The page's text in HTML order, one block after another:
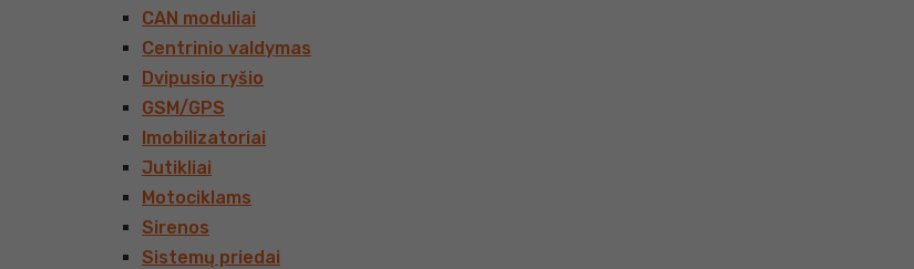
CAN moduliai
Centrinio valdymas
Dvipusio ryšio
GSM/GPS
Imobilizatoriai
Jutikliai
Motociklams
Sirenos
Sistemų priedai